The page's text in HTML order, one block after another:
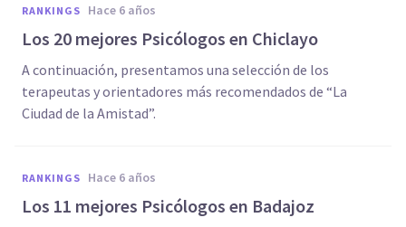
RANKINGS hace 6 años
Los 20 mejores Psicólogos en Chiclayo
A continuación, presentamos una selección de los
terapeutas y orientadores más recomendados de “La
Ciudad de la Amistad”.
RANKINGS hace 6 años
Los 11 mejores Psicólogos en Badajoz